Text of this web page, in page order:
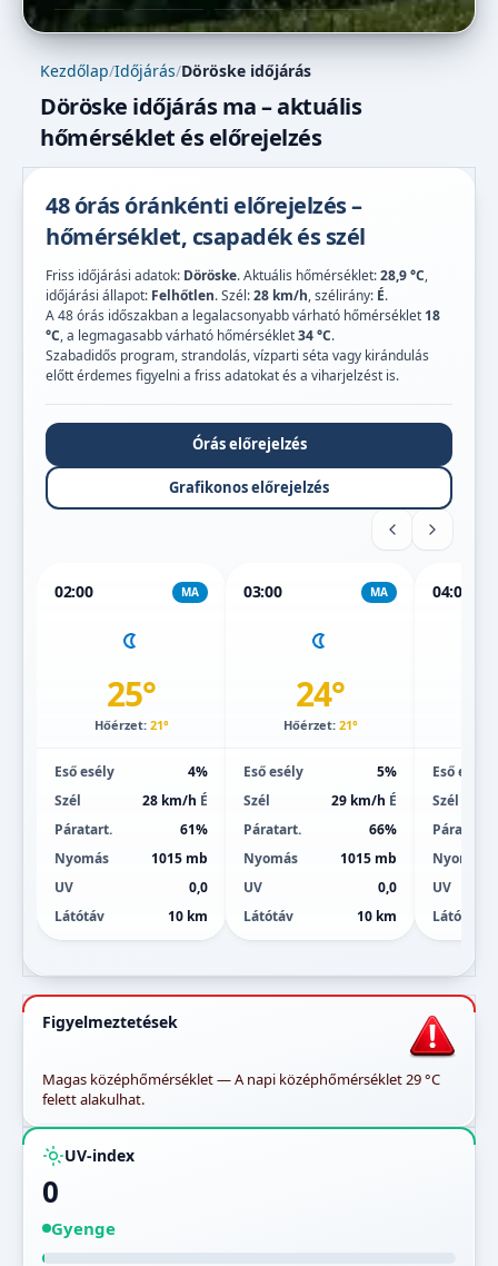
Kezdőlap/Időjárás/Döröske időjárás
Döröske időjárás ma – aktuális
hőmérséklet és előrejelzés
48 órás óránkénti előrejelzés –
hőmérséklet, csapadék és szél
Friss időjárási adatok: Döröske. Aktuális hőmérséklet:28,9 °C,
időjárási állapot: Felhőtlen. Szél:28 km/h, szélirány: É.
A 48 órás időszakban a legalacsonyabb várható hőmérséklet 18
°C, a legmagasabb várható hőmérséklet34 °C.
Szabadidős program, strandolás, vízparti séta vagy kirándulás
előtt érdemes figyelni a friss adatokat és a viharjelzést is.
Órás előrejelzés
Grafikonos előrejelzés
02:00 MA
25°
Hőérzet: 21°
Eső esély
4%
Szél
28 km/h É
Páratart.
61%
Nyomás
1015 mb
UV
0,0
Látótáv
10 km
03:00 MA
24°
Hőérzet: 21°
Eső esély
5%
Szél
29 km/h É
Páratart.
66%
Nyomás
1015 mb
UV
0,0
Látótáv
10 km
04:00
Eső esély
Szél
Páratart.
Nyomás
UV
Látótáv
Figyelmeztetések
Magas középhőmérséklet — A napi középhőmérséklet 29 °C
felett alakulhat.
UV-index
0
Gyenge